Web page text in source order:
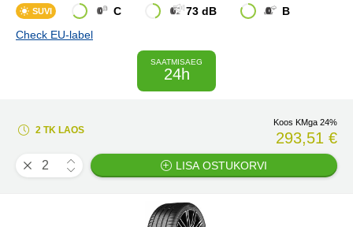
SUVI C 73 dB
B
Check EU-label
SAATMISAEG
24h
2 TK LAOS
Koos KMga 24%
293,51 €
LISA OSTUKORVI